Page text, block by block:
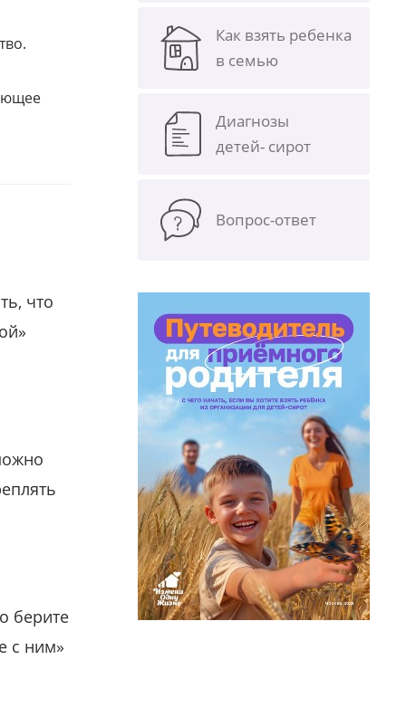
что
берите
с ним»
Как взять ребенка
в семью
Диагнозы
детей- сирот
Вопрос-ответ